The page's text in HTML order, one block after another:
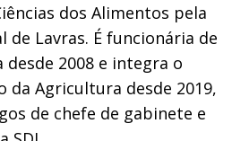
dos Alimentos pela
de Lavras. É funcionária de
2008 e integra o
da Agricultura desde 2019,
de chefe de gabinete e